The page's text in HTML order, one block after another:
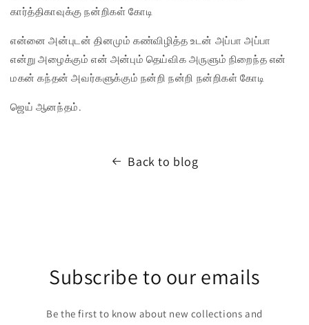
கார்த்திகாவுக்கு நன்றிகள் கோடி
என்னை அன்புடன் தினமும் கண்விழித்த உடன் அப்பா அப்பா
என்று அழைக்கும் என் அன்பும் தெய்விக அருளும் நிறைந்த என்
மகன் கந்தன் அவர்களுக்கும் நன்றி நன்றி நன்றிகள் கோடி
ஜெய் ஆனந்தம்.
Back to blog
Subscribe to our emails
Be the first to know about new collections and